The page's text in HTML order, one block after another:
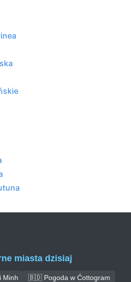
miasta dzisiaj
Minh
🇧🇩 Pogoda w Ćottogram